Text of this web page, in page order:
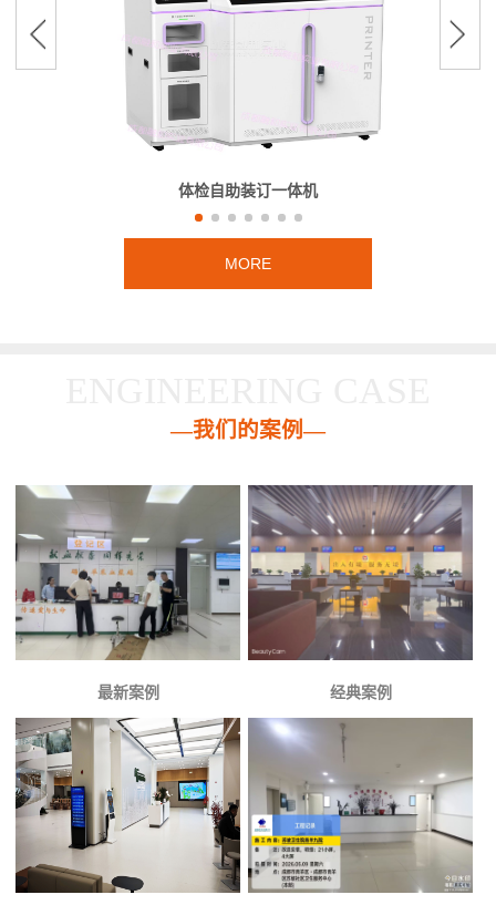
体检自助装订一体机
MORE
—我们的案例—
最新案例 经典案例